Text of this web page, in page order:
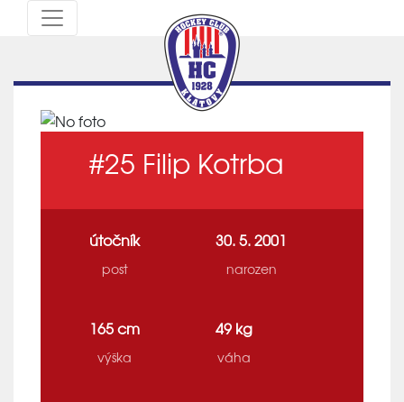
#25 Filip Kotrba
útočník
post
30. 5. 2001
narozen
165 cm
výška
49 kg
váha